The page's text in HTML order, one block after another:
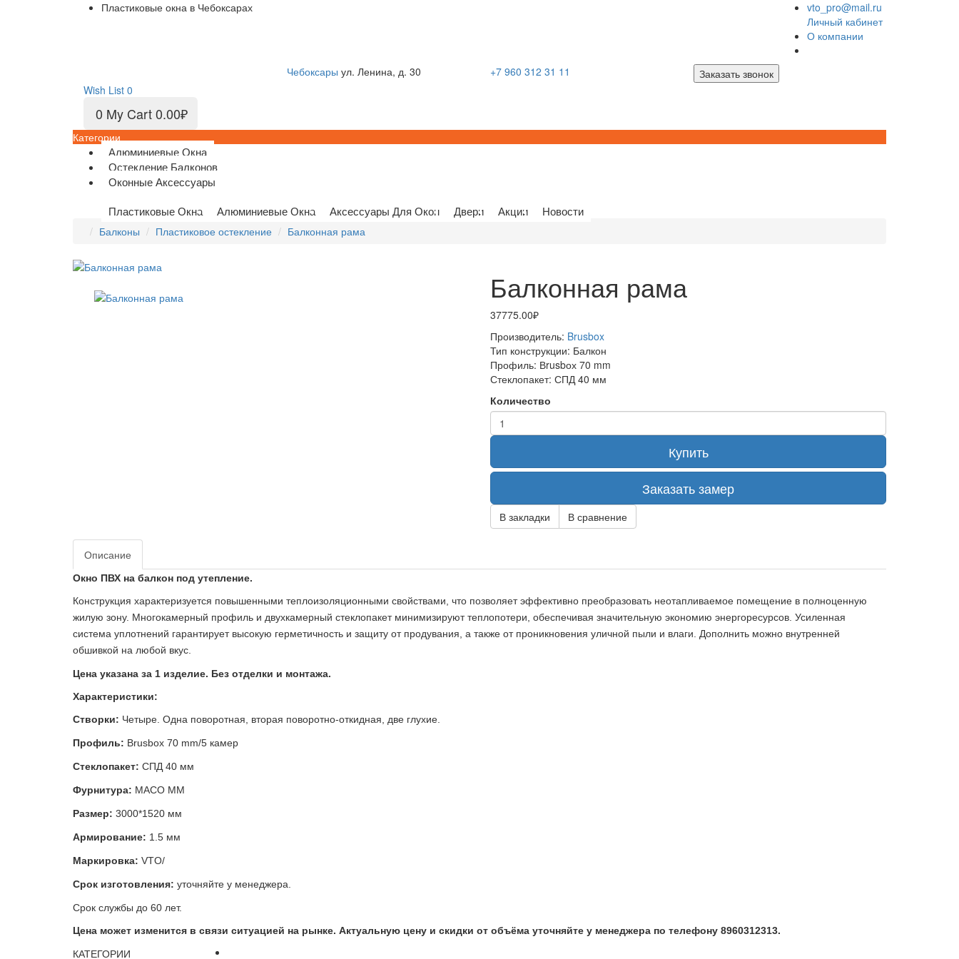
Пластиковые окна в Чебоксарах
vto_pro@mail.ru
Личный кабинет
О компании
Чебоксары ул. Ленина, д. 30 +7 960 312 31 11
Заказать звонок
Wish List 0
0 My Cart0.00₽
Категории
Алюминиевые Окна
Остекление Балконов
Оконные Аксессуары
Пластиковые Окна
Алюминиевые Окна Аксессуары Для Окон Двери Акции Новости
Балконы Пластиковое остекление Балконная рама
Балконная рама
37775.00₽
Производитель: Brusbox
Тип конструкции: Балкон
Профиль: Вrusbох 70 mm
Стеклопакет: СПД 40 мм
Количество
Купить
Заказать замер
В закладки В сравнение
Описание
Окно ПВХ нa балкон под утепление.
Конструкция характеризуется повышенными теплоизоляционными свойствами, что позволяет эффективно преобразовать неотапливаемое помещение в полноценную
жилую зону. Многокамерный профиль и двухкамерный стеклопакет минимизируют теплопотери, обеспечивая значительную экономию энергоресурсов. Усиленная
система уплотнений гарантирует высокую герметичность и защиту от продувания, а также от проникновения уличной пыли и влаги. Дополнить можно внутренней
обшивкой на любой вкус.
Цена указана за 1 изделие. Без отделки и монтажа.
Характеристики:
Створки: Четыре. Одна поворотная, вторая поворотно-откидная, две глухие.
Профиль: Вrusbох 70 mm/5 камер
Стеклопакет: СПД 40 мм
Фурнитура: MACO MM
Размер: 3000*1520 мм
Армирование: 1.5 мм
Маркировка: VTO/
Срок изготовления: уточняйте у менеджера.
Срок службы до 60 лет.
Цена может изменится в связи ситуацией на рынке. Актуальную цену и скидки от объёма уточняйте у менеджера по телефону 8960312313.
КАТЕГОРИИ